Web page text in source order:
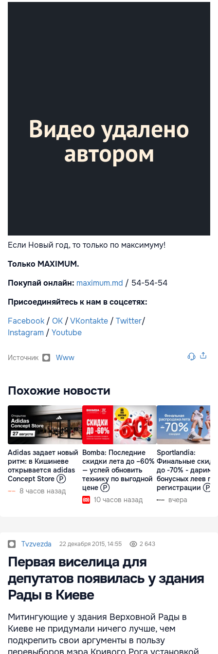
Если Новый год, то только по максимуму!
Только MAXIMUM.
Покупай онлайн: maximum.md / 54-54-54
Присоединяйтесь к нам в соцсетях:
Facebook / OK /VKontakte / Twitter/
Instagram / Youtube
Источник Www
Похожие новости
Adidas задает новый
ритм: в Кишиневе
открывается adidas
Concept Store Ⓟ
8 часов назад
Bomba: Последние
скидки лета до –60%
— успей обновить
технику по выгодной
цене Ⓟ
10 часов назад
Sportlandia:
Финальные
до -70% - дарим
бонусных леев
регистрации Ⓟ
вчера
Tvzvezda 22 декабря 2015, 14:55 2 643
Первая виселица для
депутатов появилась у здания
Рады в Киеве
Митингующие у здания Верховной Рады в
Киеве не придумали ничего лучше, чем
подкрепить свои аргументы в пользу